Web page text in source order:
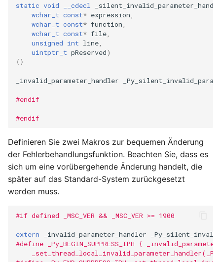
static void __cdecl
wchar_t const* expression
wchar_t const* function
wchar_t const* file
unsigned int line
uintptr_t pReserved)
{}
_invalid_parameter_handler
#endif
#endif
Definieren Sie zwei Makros zur bequemen Änderung
der Fehlerbehandlungsfunktion. Beachten Sie, dass es
sich um eine vorübergehende Änderung handelt, die
später auf das Standard-System zurückgesetzt
werden muss.
#if defined _MSC_VER && _MSC_VER >= 1900
extern _invalid_parameter_handler
#define _Py_BEGIN_SUPPRESS_IPH {